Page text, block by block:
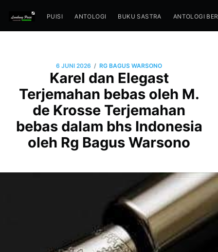
PUISI ANTOLOGI BUKU SASTRA ANTOLOGI
6 JUNI 2026 / RG BAGUS WARSONO
Karel dan Elegast
Terjemahan bebas oleh M.
de Krosse Terjemahan
bebas dalam bhs Indonesia
oleh Rg Bagus Warsono